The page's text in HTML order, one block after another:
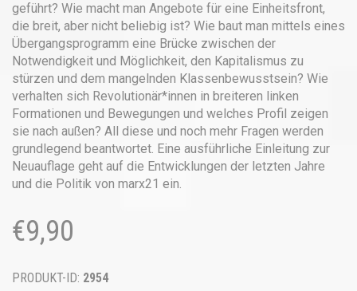
geführt? Wie macht man Angebote für eine Einheitsfront,
die breit, aber nicht beliebig ist? Wie baut man mittels eines
Übergangsprogramm eine Brücke zwischen der
Notwendigkeit und Möglichkeit, den Kapitalismus zu
stürzen und dem mangelnden Klassenbewusstsein? Wie
verhalten sich Revolutionär*innen in breiteren linken
Formationen und Bewegungen und welches Profil zeigen
sie nach außen? All diese und noch mehr Fragen werden
grundlegend beantwortet. Eine ausführliche Einleitung zur
Neuauflage geht auf die Entwicklungen der letzten Jahre
und die Politik von marx21 ein.
€9,90
PRODUKT-ID: 2954